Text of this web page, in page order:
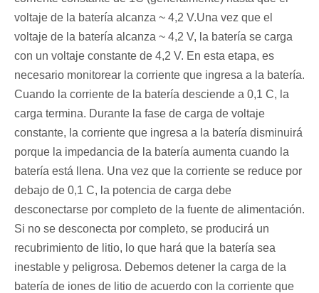
voltaje de la batería alcanza ~ 4,2 V.Una vez que el
voltaje de la batería alcanza ~ 4,2 V, la batería se carga
con un voltaje constante de 4,2 V. En esta etapa, es
necesario monitorear la corriente que ingresa a la batería.
Cuando la corriente de la batería desciende a 0,1 C, la
carga termina. Durante la fase de carga de voltaje
constante, la corriente que ingresa a la batería disminuirá
porque la impedancia de la batería aumenta cuando la
batería está llena. Una vez que la corriente se reduce por
debajo de 0,1 C, la potencia de carga debe
desconectarse por completo de la fuente de alimentación.
Si no se desconecta por completo, se producirá un
recubrimiento de litio, lo que hará que la batería sea
inestable y peligrosa. Debemos detener la carga de la
batería de iones de litio de acuerdo con la corriente que